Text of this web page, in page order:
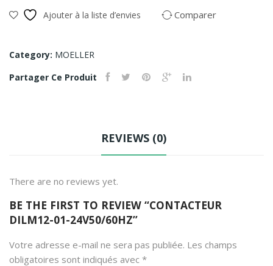
Ajouter à la liste d’envies Comparer
Category: MOELLER
Partager Ce Produit
REVIEWS (0)
There are no reviews yet.
BE THE FIRST TO REVIEW “CONTACTEUR
DILM12-01-24V50/60HZ”
Votre adresse e-mail ne sera pas publiée. Les champs
obligatoires sont indiqués avec *